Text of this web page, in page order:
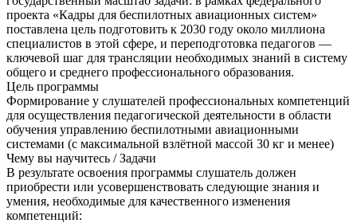
проекта «Кадры для беспилотных авиационных систем»
поставлена цель подготовить к 2030 году около миллиона
специалистов в этой сфере, и переподготовка педагогов —
ключевой шаг для трансляции необходимых знаний в систему
общего и среднего профессионального образования.
Цель программы
Формирование у слушателей профессиональных компетенций
для осуществления педагогической деятельности в области
обучения управлению беспилотными авиационными
системами (с максимальной взлётной массой 30 кг и менее)
Чему вы научитесь / Задачи
В результате освоения программы слушатель должен
приобрести или усовершенствовать следующие знания и
умения, необходимые для качественного изменения
компетенций: